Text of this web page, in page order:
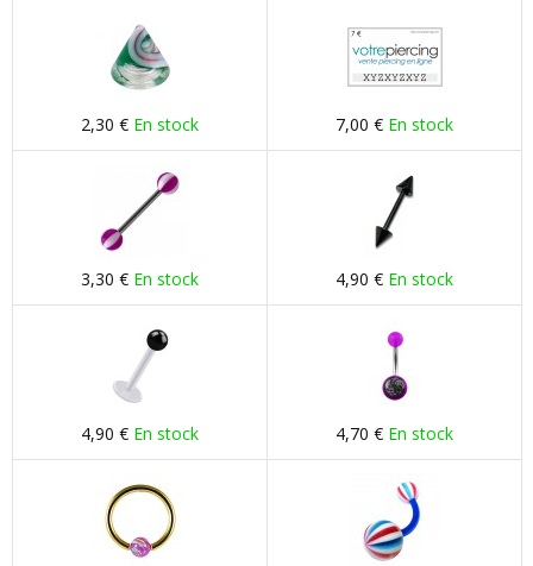
2,30 € En stock 7,00 € En stock
3,30 € En stock 4,90 € En stock
4,90 € En stock 4,70 € En stock